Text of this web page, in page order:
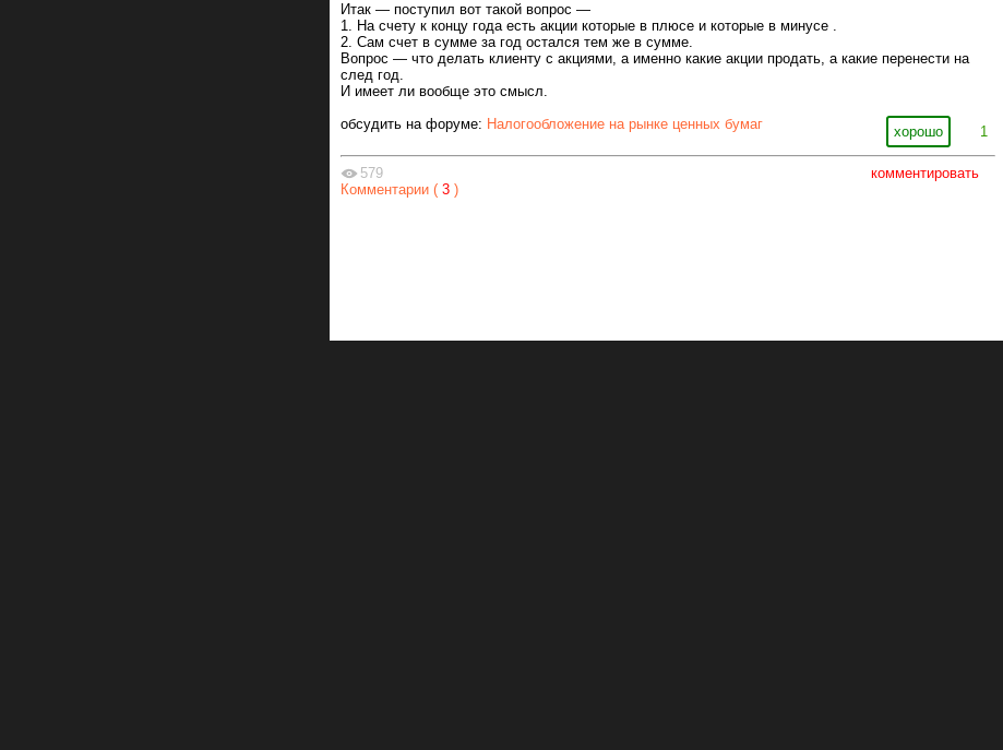
Итак — поступил вот такой вопрос —
1. На счету к концу года есть акции которые в плюсе и которые в минусе .
2. Сам счет в сумме за год остался тем же в сумме.
Вопрос — что делать клиенту с акциями, а именно какие акции продать, а какие перенести на
след год.
И имеет ли вообще это смысл.
хорошо 1
обсудить на форуме: Налогообложение на рынке ценных бумаг
комментировать
579
Комментарии ( 3 )